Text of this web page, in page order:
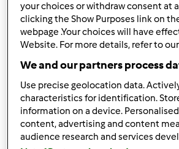
czw., 03/29/2012 - 19:12
OD godziny chodziło za mną coś do
szybkiego
i ze składników które
Rozmyślałam już od pory
your choices or withdraw consent at
clicking the Show Purposes link on
webpage .Your choices will have
Website. For more details, refer to
We and our partners process
Use precise geolocation data.
characteristics for identification.
information on a device.
content, advertising and content
audience research and services